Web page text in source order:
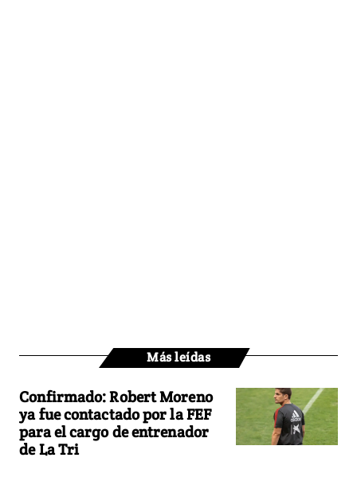
Más leídas
Confirmado: Robert Moreno
ya fue contactado por la FEF
para el cargo de entrenador
de La Tri